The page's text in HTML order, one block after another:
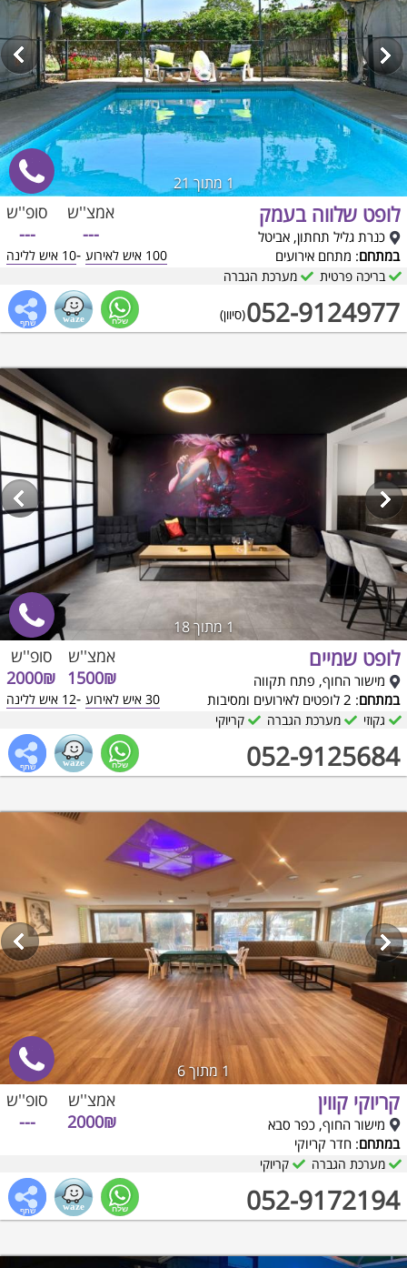
1 מתוך 21
100 איש לאירוע -10 איש ללינה
לופט שלווה בעמק
כנרת גליל תחתון, אביטל
במתחם: מתחם אירועים
052-9124977(סיוון)
אמצ''ש
---
סופ''ש
---
בריכה פרטית מערכת הגברה
1 מתוך 18
30 איש לאירוע -12 איש ללינה
לופט שמיים
מישור החוף, פתח תקווה
במתחם: 2 לופטים לאירועים ומסיבות
052-9125684
אמצ''ש
1500₪
סופ''ש
2000₪
גקוזי מערכת הגברה קריוקי
1 מתוך 6
קריוקי קווין
מישור החוף, כפר סבא
במתחם: חדר קריוקי
052-9172194
אמצ''ש
2000₪
סופ''ש
---
מערכת הגברה קריוקי